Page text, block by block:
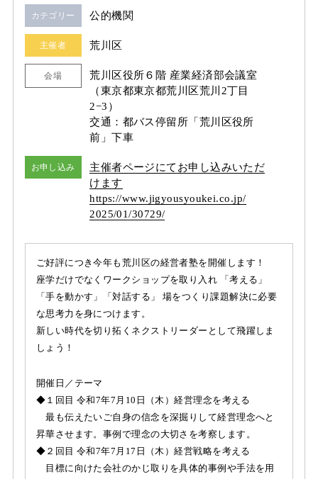
カテゴリー 公的機関
主催者 荒川区
会場
荒川区役所６階 産業経済部会議室
（東京都東京都荒川区荒川2丁目
2−3）
交通：都バス停留所「荒川区役所
前」下車
お申し込み
主催者ページにてお申し込みいただ
けます
https://www.jigyousyoukei.co.jp/
2025/01/30729/
ご好評につき今年も荒川区の経営者塾を開催します！
座学だけでなくワークショップを取り入れ 「考える」
「手を動かす」「対話する」 場をつくり課題解決に必要
な思考力を身につけます。
新しい時代を切り拓くネクストリーダーとして飛躍しま
しょう！
開催日／テーマ
◆１回目 令和7年7月10日（木）経営理念を考える
最も伝えたいご自身の信念を深掘りして経営理念へと
昇華させます。事例で理念の大切さを考察します。
◆２回目 令和7年7月17日（木）経営戦略を考える
目標に向けた会社のかじ取りを具体的事例や手法を用